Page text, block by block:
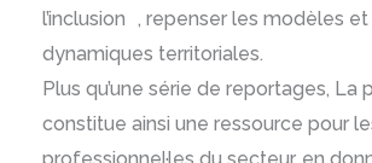
l’inclusion , repenser les modèles
dynamiques territoriales.
Plus qu’une série de reportages, La
constitue ainsi une ressource pour
professionnel·les du secteur, en